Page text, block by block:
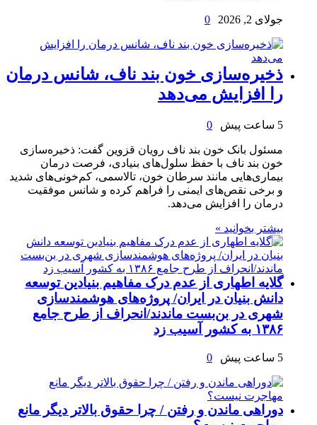
جولای 2, 2026 0
ذخیره‌سازی خون بند ناف، شانس درمان
را افزایش می‌دهد
5 ساعت پیش 0
مسئول بانک خون بند ناف رویان قزوین گفت: ذخیره‌سازی
خون بند ناف با حفظ سلول‌های بنیادی، فرصت درمان
بیماری‌هایی مانند سرطان خون، تالاسمی، کم‌خونی‌های شدید
و برخی نقص‌های ایمنی را فراهم کرده و شانس موفقیت
درمان را افزایش می‌دهد.
بیشتر بخوانید »
گلایه اطهاری از عدم درک مفاهیم بنیادین توسعه
دانش بنیان در ایران/ پروژه‌های هوشمندسازی
شهری در بن‌بست ماندند/انحراف از طرح جامع
۱۳۸۶ به کشور آسیب زد
5 ساعت پیش 0
دوراهی ماندن و رفتن / چرا حقوق بالاتر دیگر مانع